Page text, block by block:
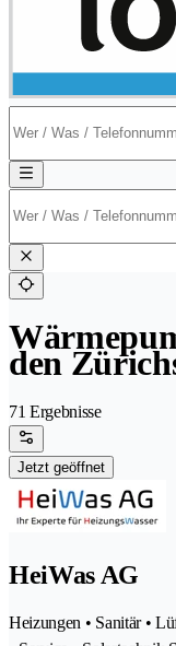
den
71 Ergebnisse
Jetzt geöffnet
HeiWas AG
Heizungen • Sanitär •